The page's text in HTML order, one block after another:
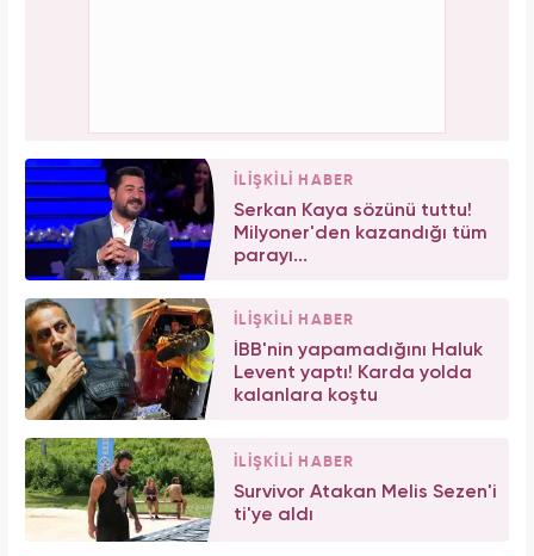
İLİŞKİLİ HABER
Serkan Kaya sözünü tuttu!
Milyoner'den kazandığı tüm
parayı...
İLİŞKİLİ HABER
İBB'nin yapamadığını Haluk
Levent yaptı! Karda yolda
kalanlara koştu
İLİŞKİLİ HABER
Survivor Atakan Melis Sezen'i
ti'ye aldı